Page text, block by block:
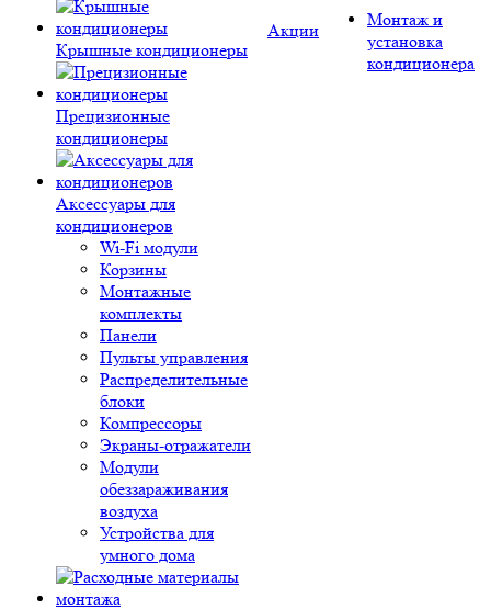
Крышные кондиционеры
Прецизионные
кондиционеры
Аксессуары для
кондиционеров
Wi-Fi модули
Корзины
Монтажные
комплекты
Панели
Пульты управления
Распределительные
блоки
Компрессоры
Экраны-отражатели
Модули
обеззараживания
воздуха
Устройства для
умного дома
Акции
Монтаж и
установка
кондиционера